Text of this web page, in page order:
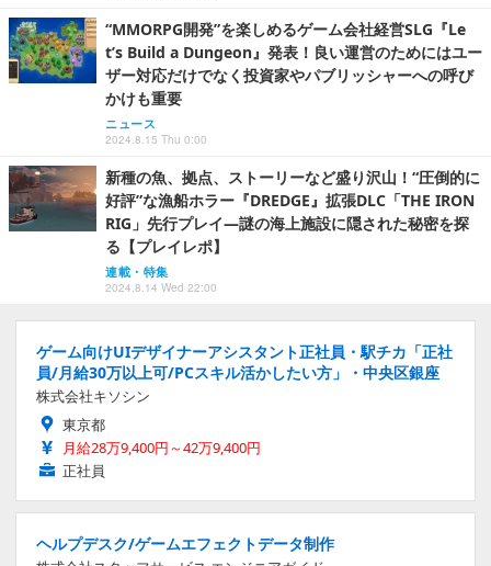
“MMORPG開発”を楽しめるゲーム会社経営SLG『Le
t’s Build a Dungeon』発表！良い運営のためにはユー
ザー対応だけでなく投資家やパブリッシャーへの呼び
かけも重要
ニュース
2024.8.15 Thu 0:00
新種の魚、拠点、ストーリーなど盛り沢山！“圧倒的に
好評”な漁船ホラー『DREDGE』拡張DLC「THE IRON
RIG」先行プレイ―謎の海上施設に隠された秘密を探
る【プレイレポ】
連載・特集
2024.8.14 Wed 22:00
ゲーム向けUIデザイナーアシスタント正社員・駅チカ「正社
員/月給30万以上可/PCスキル活かしたい方」・中央区銀座
株式会社キソシン
東京都
月給28万9,400円～42万9,400円
正社員
ヘルプデスク/ゲームエフェクトデータ制作